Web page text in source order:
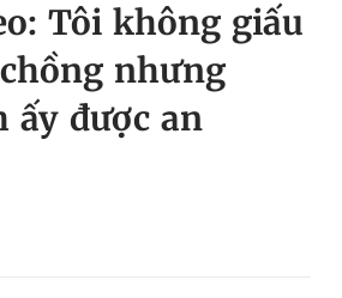
Tôi không giấu
nhưng
ấy được an